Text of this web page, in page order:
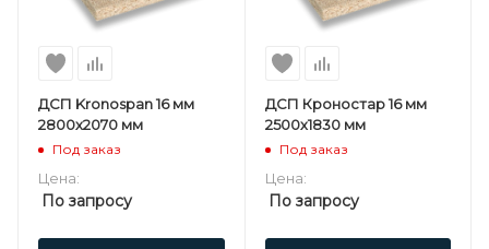
ДСП Kronospan 16 мм
2800х2070 мм
Под заказ
Цена:
По запросу
ДСП Кроностар 16 мм
2500х1830 мм
Под заказ
Цена:
По запросу